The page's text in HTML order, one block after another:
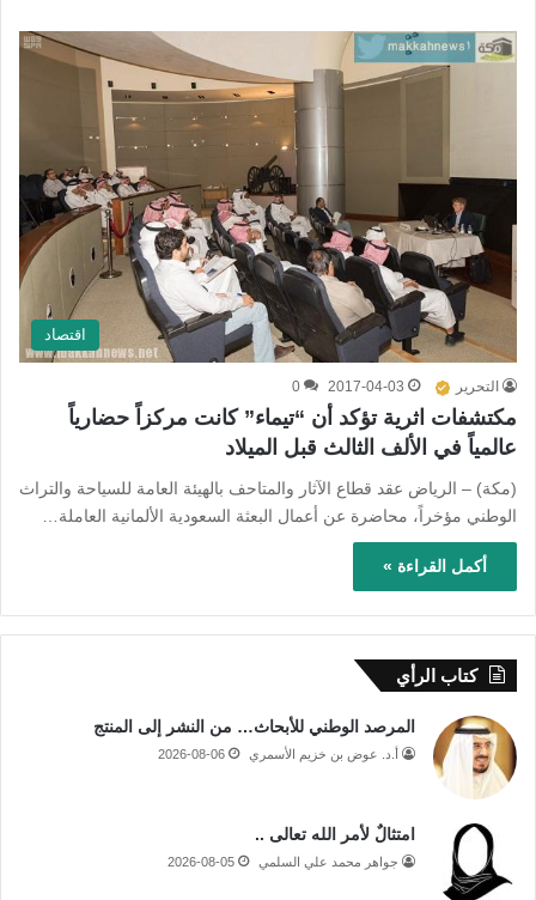
اقتصاد
التحرير 2017-04-03
0
مكتشفات اثرية تؤكد أن “تيماء” كانت مركزاً حضارياً
عالمياً في الألف الثالث قبل الميلاد
(مكة) – الرياض عقد قطاع الآثار والمتاحف بالهيئة العامة للسياحة والتراث
الوطني مؤخراً، محاضرة عن أعمال البعثة السعودية الألمانية العاملة…
أكمل القراءة »
كتاب الرأي
المرصد الوطني للأبحاث… من النشر إلى المنتج
أ.د. عوض بن خزيم الأسمري 2026-08-06
امتثالٌ لأمر الله تعالى ..
جواهر محمد علي السلمي 2026-08-05